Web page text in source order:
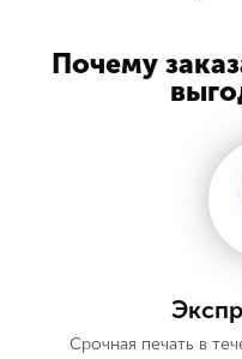
Почему
Срочная печать в